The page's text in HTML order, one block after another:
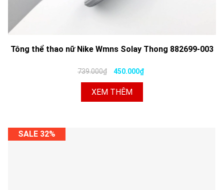
Tông thể thao nữ Nike Wmns Solay Thong 882699-003
739.000₫ 450.000₫
XEM THÊM
SALE 32%